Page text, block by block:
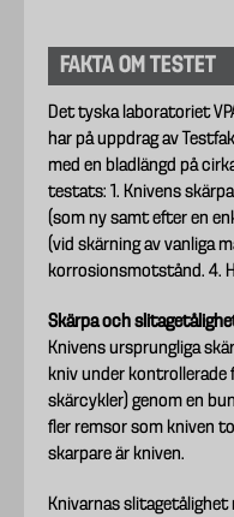
FAKTA OM TESTET
Det tyska laboratoriet
har på uppdrag av
med en bladlängd på
testats: 1. Knivens
(som ny samt efter en
(vid skärning av vanliga
korrosionsmotstånd. 4.
Skärpa och
Knivens ursprungliga
kniv under kontrollerade
skärcykler) genom en
fler remsor som kniven
skarpare är kniven.
Knivarnas